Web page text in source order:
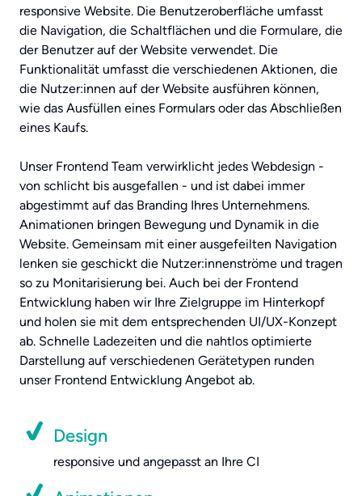
responsive Website. Die Benutzeroberfläche umfasst
die Navigation, die Schaltflächen und die Formulare, die
der Benutzer auf der Website verwendet. Die
Funktionalität umfasst die verschiedenen Aktionen, die
die Nutzer:innen auf der Website ausführen können,
wie das Ausfüllen eines Formulars oder das Abschließen
eines Kaufs.
Unser Frontend Team verwirklicht jedes Webdesign -
von schlicht bis ausgefallen - und ist dabei immer
abgestimmt auf das Branding Ihres Unternehmens.
Animationen bringen Bewegung und Dynamik in die
Website. Gemeinsam mit einer ausgefeilten Navigation
lenken sie geschickt die Nutzer:innenströme und tragen
so zu Monitarisierung bei. Auch bei der Frontend
Entwicklung haben wir Ihre Zielgruppe im Hinterkopf
und holen sie mit dem entsprechenden UI/UX-Konzept
ab. Schnelle Ladezeiten und die nahtlos optimierte
Darstellung auf verschiedenen Gerätetypen runden
unser Frontend Entwicklung Angebot ab.
Design
responsive und angepasst an Ihre CI